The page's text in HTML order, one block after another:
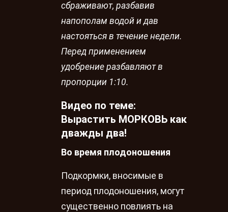
сбраживают, разбавив
напополам водой и дав
настояться в течение недели.
Перед применением
удобрение разбавляют в
пропорции 1:10.
Видео по теме:
Вырастить МОРКОВЬ как
дважды два!
Во время плодоношения
Подкормки, вносимые в
период плодоношения, могут
существенно повлиять на